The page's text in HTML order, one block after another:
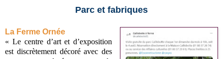
Parc et fabriques
La Ferme Ornée
« Le centre d’art et d’exposition
est discrètement décoré avec des